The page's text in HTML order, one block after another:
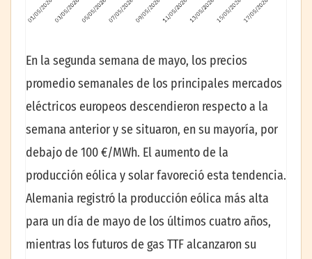
En la segunda semana de mayo, los precios
promedio semanales de los principales mercados
eléctricos europeos descendieron respecto a la
semana anterior y se situaron, en su mayoría, por
debajo de 100 €/MWh. El aumento de la
producción eólica y solar favoreció esta tendencia.
Alemania registró la producción eólica más alta
para un día de mayo de los últimos cuatro años,
mientras los futuros de gas TTF alcanzaron su